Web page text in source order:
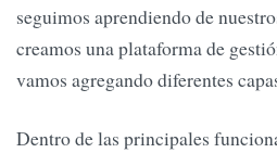
seguimos aprendiendo de
creamos una plataforma de
vamos agregando diferentes
Dentro de las principales